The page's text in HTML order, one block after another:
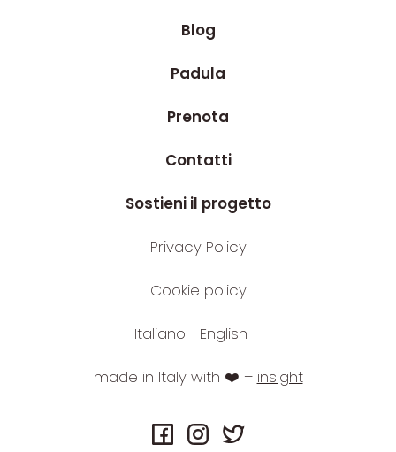
Blog
Padula
Prenota
Contatti
Sostieni il progetto
Privacy Policy
Cookie policy
Italiano English
made in Italy with ❤️ – insight